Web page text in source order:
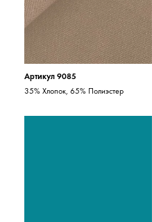
Артикул 9085
35% Хлопок, 65% Полиэстер